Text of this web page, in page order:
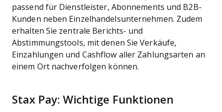
passend für Dienstleister, Abonnements und B2B-
Kunden neben Einzelhandelsunternehmen. Zudem
erhalten Sie zentrale Berichts- und
Abstimmungstools, mit denen Sie Verkäufe,
Einzahlungen und Cashflow aller Zahlungsarten an
einem Ort nachverfolgen können.
Stax Pay: Wichtige Funktionen